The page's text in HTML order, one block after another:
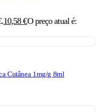
10,58€O preço atual é:
Cutânea 1mg/g 8ml